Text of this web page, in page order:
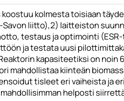
kolmesta toisiaan
liitto),2) laitteiston
testaus ja optimointi
ja testata uusi
kapasiteetiksi on
mahdollistaa kiinteän
tisleet eri vaiheista ja
helposti